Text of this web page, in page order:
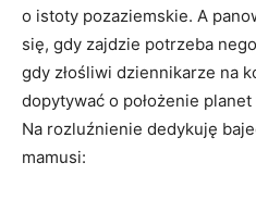
o istoty pozaziemskie. A
się, gdy zajdzie potrzeba
gdy złośliwi dziennikarze na
dopytywać o położenie planet
Na rozluźnienie dedykuję
mamusi: